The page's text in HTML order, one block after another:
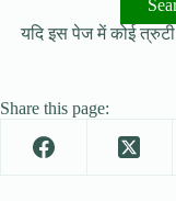
यदि इस पेज में कोई
Share this page: